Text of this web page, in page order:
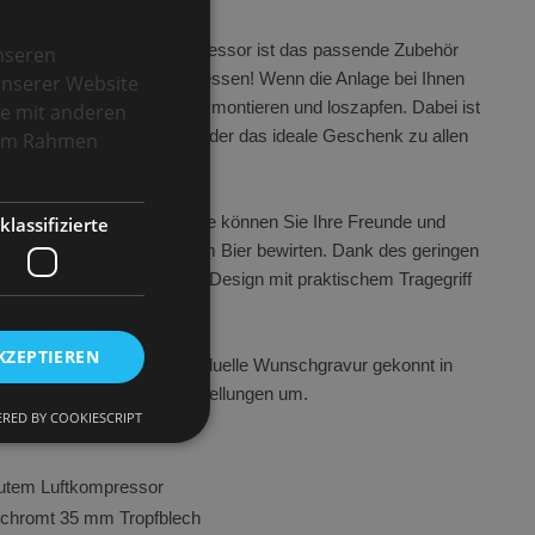
TE-25-1-K mit Luftkompressor ist das passende Zubehör
können Sie nichts vergessen! Wenn die Anlage bei Ihnen
den Zapfkopf am Fass montieren und loszapfen. Dabei ist
Einstiegsmodell oder das ideale Geschenk zu allen
von 25 Litern die Stunde können Sie Ihre Freunde und
mit frisch gezapftem Bier bewirten. Dank des geringen
und kompakten Design mit praktischem Tragegriff
um dort Ihre individuelle Wunschgravur gekonnt in
an! Wir setzen Ihre Vorstellungen um.
Luftkompressor
35 mm Tropfblech
Website
mit anderen
Rahmen
Diese Cookies
BY COOKIESCRIPT